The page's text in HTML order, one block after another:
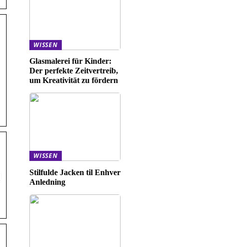
WISSEN
Glasmalerei für Kinder:
Der perfekte Zeitvertreib,
um Kreativität zu fördern
WISSEN
Stilfulde Jacken til Enhver
Anledning